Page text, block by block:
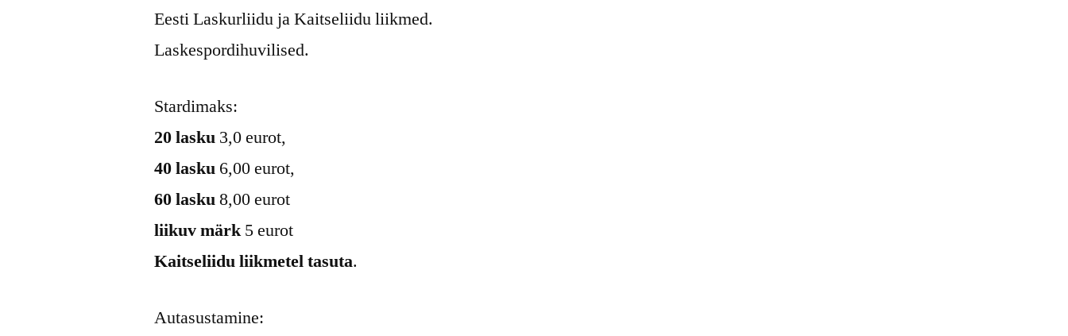
Eesti Laskurliidu ja Kaitseliidu liikmed.
Laskespordihuvilised.
Stardimaks:
20 lasku 3,0 eurot,
40 lasku 6,00 eurot,
60 lasku8,00 eurot
liikuv märk5 eurot
Kaitseliidu liikmetel tasuta.
Autasustamine: